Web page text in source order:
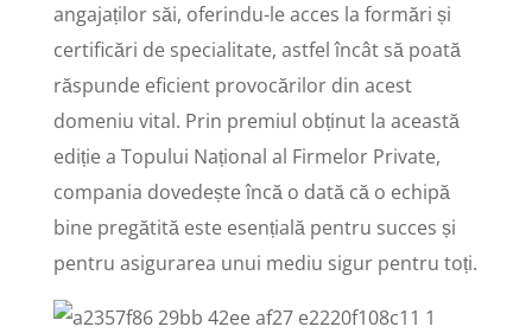
angajaților săi, oferindu-le acces la formări și
certificări de specialitate, astfel încât să poată
răspunde eficient provocărilor din acest
domeniu vital. Prin premiul obținut la această
ediție a Topului Național al Firmelor Private,
compania dovedește încă o dată că o echipă
bine pregătită este esențială pentru succes și
pentru asigurarea unui mediu sigur pentru toți.